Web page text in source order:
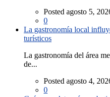
Posted agosto 5,
0
La gastronomía local
turísticos
La gastronomía del área
de...
Posted agosto 4,
0